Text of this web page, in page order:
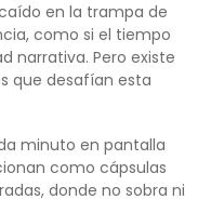
en la trampa de
como si el tiempo
narrativa. Pero existe
que desafían esta
minuto en pantalla
como cápsulas
donde no sobra ni